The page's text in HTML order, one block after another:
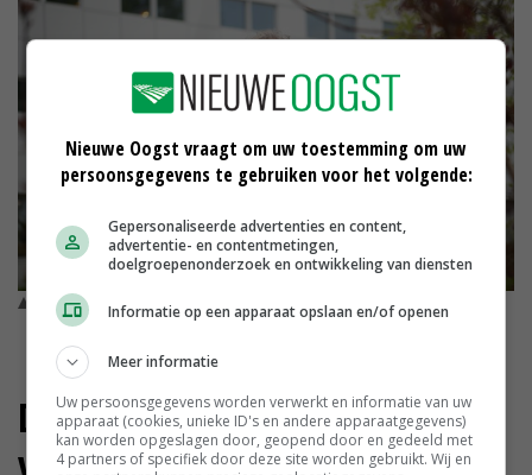
Maurits von Martels, Overijssels BBB-gedeputeerde © Ruben
Meijerink
De gedeputeerde wiens basis
versnipperde
Nieuwe Oogst vraagt om uw toestemming om uw
persoonsgegevens te gebruiken voor het volgende:
Gepersonaliseerde advertenties en content,
advertentie- en contentmetingen,
doelgroepenonderzoek en ontwikkeling van diensten
Informatie op een apparaat opslaan en/of openen
Meer informatie
Uw persoonsgegevens worden verwerkt en informatie van uw
apparaat (cookies, unieke ID's en andere apparaatgegevens)
kan worden opgeslagen door, geopend door en gedeeld met
4 partners of specifiek door deze site worden gebruikt. Wij en